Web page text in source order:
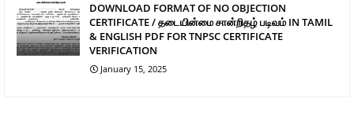
DOWNLOAD FORMAT OF NO OBJECTION
CERTIFICATE / தடையின்மை சான்றிதழ் படிவம் IN TAMIL
& ENGLISH PDF FOR TNPSC CERTIFICATE
VERIFICATION
January 15, 2025